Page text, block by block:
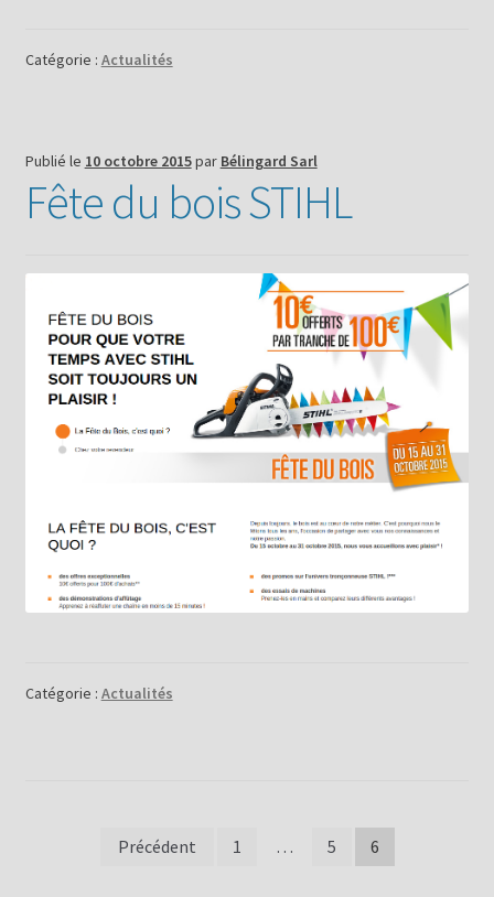
Catégorie : Actualités
Publié le 10 octobre 2015par Bélingard Sarl
Fête du bois STIHL
Catégorie : Actualités
Pagination
Précédent 1 … 5 6